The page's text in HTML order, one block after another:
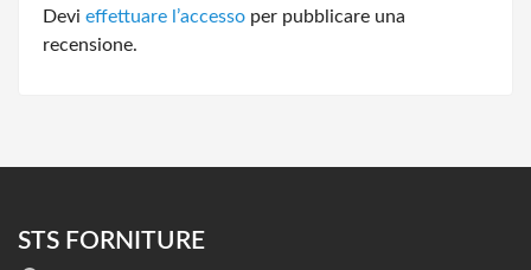
Devi effettuare l’accesso per pubblicare una
recensione.
STS FORNITURE